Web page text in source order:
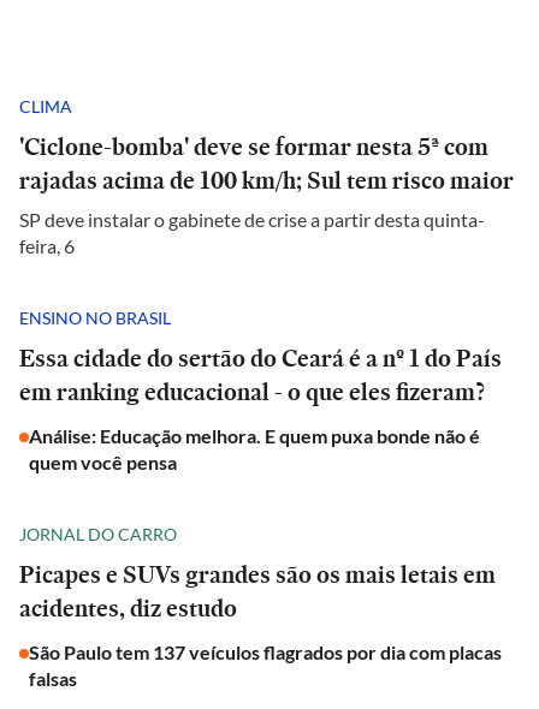
CLIMA
'Ciclone-bomba' deve se formar nesta 5ª com
rajadas acima de 100 km/h; Sul tem risco maior
SP deve instalar o gabinete de crise a partir desta quinta-
feira, 6
ENSINO NO BRASIL
Essa cidade do sertão do Ceará é a nº 1 do País
em ranking educacional - o que eles fizeram?
Análise: Educação melhora. E quem puxa bonde não é
quem você pensa
JORNAL DO CARRO
Picapes e SUVs grandes são os mais letais em
acidentes, diz estudo
São Paulo tem 137 veículos flagrados por dia com placas
falsas